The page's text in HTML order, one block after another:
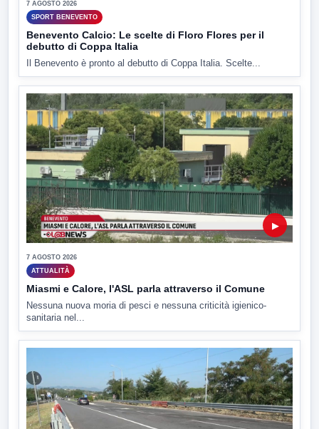
7 AGOSTO 2026
SPORT BENEVENTO
Benevento Calcio: Le scelte di Floro Flores per il
debutto di Coppa Italia
Il Benevento è pronto al debutto di Coppa Italia. Scelte...
▶
7 AGOSTO 2026
ATTUALITÀ
Miasmi e Calore, l'ASL parla attraverso il Comune
Nessuna nuova moria di pesci e nessuna criticità igienico-
sanitaria nel...